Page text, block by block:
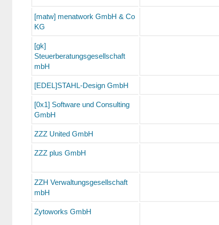
[matw] menatwork GmbH & Co
KG
[gk]
Steuerberatungsgesellschaft
mbH
[EDEL]STAHL-Design GmbH
[0x1] Software und Consulting
GmbH
ZZZ United GmbH
ZZZ plus GmbH
ZZH Verwaltungsgesellschaft
mbH
Zytoworks GmbH